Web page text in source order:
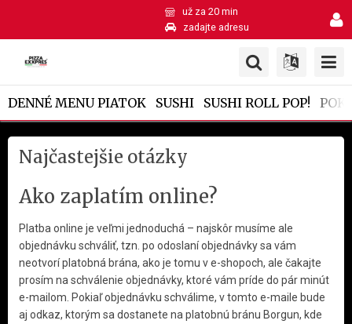
už za 20 min
zadajte adresu
DENNÉ MENU PIATOK SUSHI SUSHI ROLL POP!
Najčastejšie otázky
Ako zaplatím online?
Platba online je veľmi jednoduchá – najskôr musíme ale
objednávku schváliť, tzn. po odoslaní objednávky sa vám
neotvorí platobná brána, ako je tomu v e-shopoch, ale čakajte
prosím na schválenie objednávky, ktoré vám príde do pár minút
e-mailom. Pokiaľ objednávku schválime, v tomto e-maile bude
aj odkaz, ktorým sa dostanete na platobnú bránu Borgun, kde